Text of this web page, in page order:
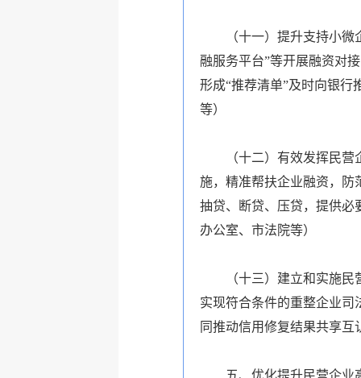
（十一）提升支持小
融服务平台”等开展融资对
形成“推荐清单”及时向银行
等）
（十二）有效发挥民
施，精准帮扶企业融资，防
抽贷、断贷、压贷，提供必
办公室、市法院等）
（十三）建立和实施
实现符合条件的重整企业司
同推动信用修复结果共享互
五、优化提升民营企业